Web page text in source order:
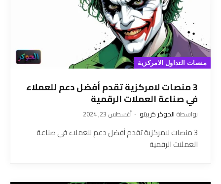
منصات التداول الامركزية
3 منصات لامركزية تقدم أفضل دعم للعملاء
في صناعة العملات الرقمية
بواسطة الجوكر كريبتو أغسطس 23, 2024
3 منصات لامركزية تقدم أفضل دعم للعملاء في صناعة
العملات الرقمية